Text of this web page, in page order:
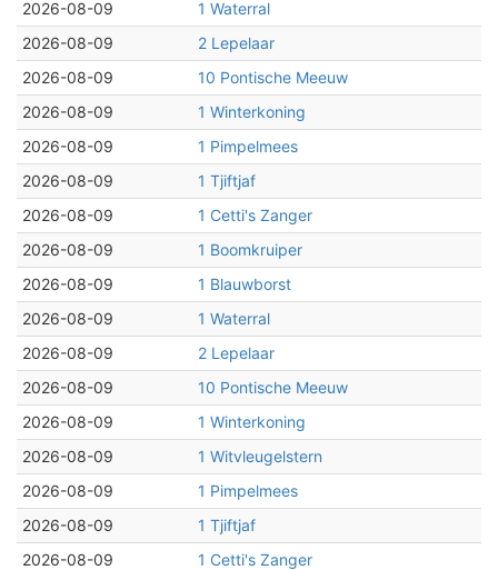
2026-08-09
1 Waterral
2026-08-09
2 Lepelaar
2026-08-09
10 Pontische Meeuw
2026-08-09
1 Winterkoning
2026-08-09
1 Pimpelmees
2026-08-09
1 Tjiftjaf
2026-08-09
1 Cetti's Zanger
2026-08-09
1 Boomkruiper
2026-08-09
1 Blauwborst
2026-08-09
1 Waterral
2026-08-09
2 Lepelaar
2026-08-09
10 Pontische Meeuw
2026-08-09
1 Winterkoning
2026-08-09
1 Witvleugelstern
2026-08-09
1 Pimpelmees
2026-08-09
1 Tjiftjaf
2026-08-09
1 Cetti's Zanger